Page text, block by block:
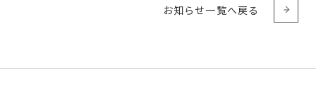
お知らせ一覧へ戻る